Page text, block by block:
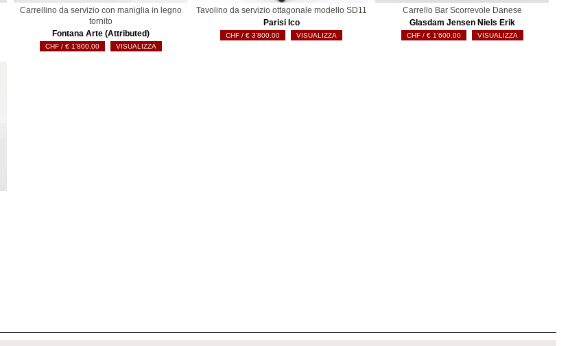
Carrellino da servizio con maniglia in legno
tornito
Fontana Arte (Attributed)
€1'800.00 VISUALIZZA
Tavolino da servizio ottagonale modello SD11
Parisi Ico
€ 3'800.00 VISUALIZZA
Carrello Bar Scorrevole Danese
Glasdam Jensen Niels Erik
€1'600.00 VISUALIZZA